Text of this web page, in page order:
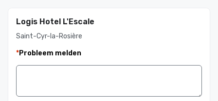
Logis Hotel L'Escale
Saint-Cyr-la-Rosière
*Probleem melden